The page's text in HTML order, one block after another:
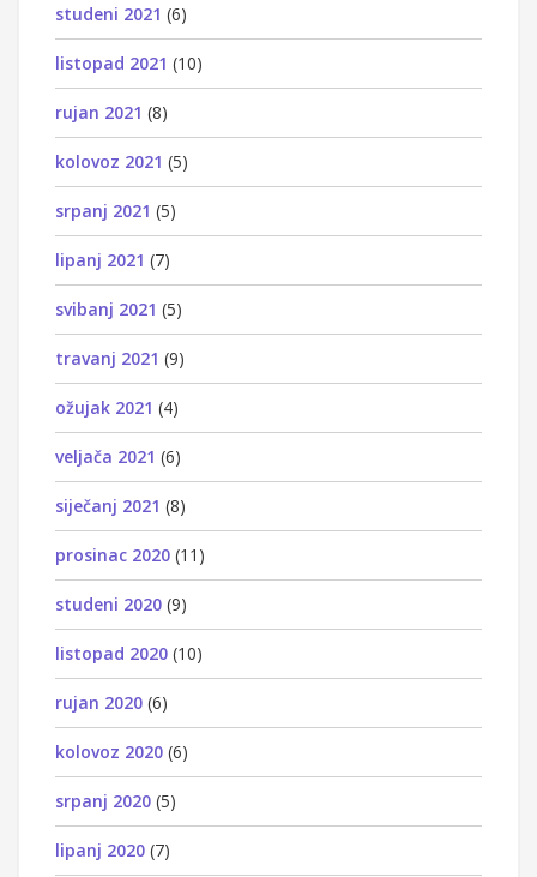
studeni 2021 (6)
listopad 2021 (10)
rujan 2021 (8)
kolovoz 2021 (5)
srpanj 2021 (5)
lipanj 2021 (7)
svibanj 2021 (5)
travanj 2021 (9)
ožujak 2021 (4)
veljača 2021 (6)
siječanj 2021 (8)
prosinac 2020 (11)
studeni 2020 (9)
listopad 2020 (10)
rujan 2020 (6)
kolovoz 2020 (6)
srpanj 2020 (5)
lipanj 2020 (7)